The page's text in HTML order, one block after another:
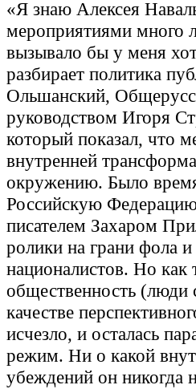
«Я знаю Алексея
мероприятиями много
вызывало бы у меня
разбирает политика
Ольшанский,
руководством Игоря
который показал, что
внутренней
окружению. Было
Российскую
писателем Захаром
ролики на грани фола
националистов. Но как
общественность
качестве
исчезло, и осталась
режим. Ни о какой
убеждений он никогда